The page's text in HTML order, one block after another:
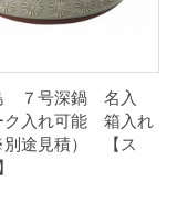
７号深鍋 名入
ク入れ可能 箱入れ
途見積） 【ス